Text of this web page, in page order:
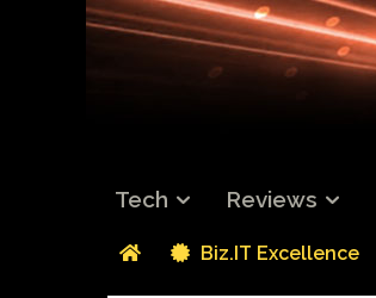
Tech Reviews
Biz.IT Excellence